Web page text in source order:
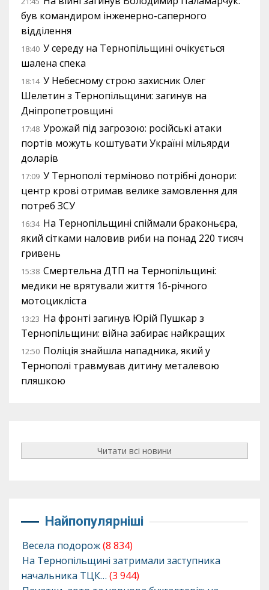
був командиром інженерно-саперного
відділення
18:40 У середу на Тернопільщині очікується
шалена спека
18:14 У Небесному строю захисник Олег
Шелетин з Тернопільщини: загинув на
Дніпропетровщині
17:48 Урожай під загрозою: російські атаки
портів можуть коштувати Україні мільярди
доларів
17:09 У Тернополі терміново потрібні донори:
центр крові отримав велике замовлення для
потреб ЗСУ
16:34 На Тернопільщині спіймали браконьєра,
який сітками наловив риби на понад 220 тисяч
гривень
15:38 Смертельна ДТП на Тернопільщині:
медики не врятували життя 16-річного
мотоцикліста
13:23 На фронті загинув Юрій Пушкар з
Тернопільщини: війна забирає найкращих
12:50 Поліція знайшла нападника, який у
Тернополі травмував дитину металевою
пляшкою
Читати всі новини
Найпопулярніші
Весела подорож(8 834)
На Тернопільщині затримали заступника
начальника ТЦК… (3 944)